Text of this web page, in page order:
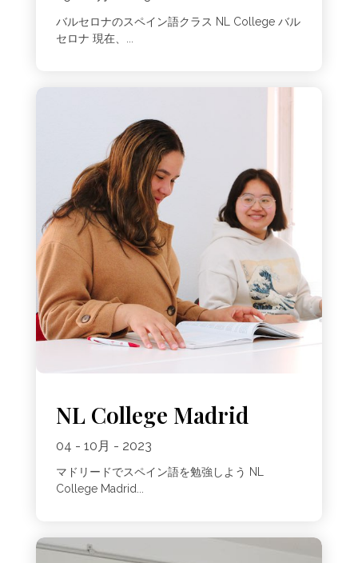
バルセロナのスペイン語クラス NL College バル
セロナ 現在、...
NL College Madrid
04 - 10月 - 2023
マドリードでスペイン語を勉強しよう NL
College Madrid...